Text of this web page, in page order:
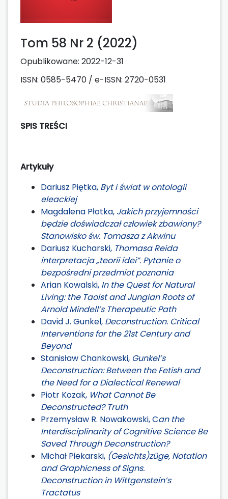
Tom 58 Nr 2 (2022)
Opublikowane: 2022-12-31
ISSN: 0585-5470 / e-ISSN: 2720-0531
SPIS TREŚCI
Artykuły
Dariusz Piętka, Byt i świat w ontologii
eleackiej
Magdalena Płotka, Jakich przyjemności
będzie doświadczał człowiek zbawiony?
Stanowisko św. Tomasza z Akwinu
Dariusz Kucharski, Thomasa Reida
interpretacja „teorii idei”. Pytanie o
bezpośredni przedmiot poznania
Arian Kowalski, In the Quest for Natural
Living: the Taoist and Jungian Roots of
Arnold Mindell’s Therapeutic Path
David J. Gunkel, Deconstruction. Critical
Interventions for the 21st Century and
Beyond
Stanisław Chankowski, Gunkel’s
Deconstruction: Between the Fetish and
the Need for a Dialectical Renewal
Piotr Kozak, What Cannot Be
Deconstructed? Truth
Przemysław R. Nowakowski, Can the
Interdisciplinarity of Cognitive Science Be
Saved Through Deconstruction?
Michał Piekarski, (Gesichts)züge, Notation
and Graphicness of Signs.
Deconstruction in Wittgenstein’s
Tractatus